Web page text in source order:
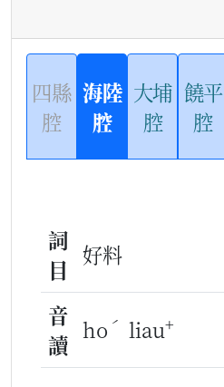
四縣
腔
海陸
腔
大埔
腔
饒平
腔
詞
目
好料
音
讀
ho ˊ liau+